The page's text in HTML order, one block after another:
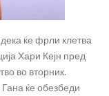
ќе фрли клетва
Хари Кејн пред
во вторник.
ќе обезбеди